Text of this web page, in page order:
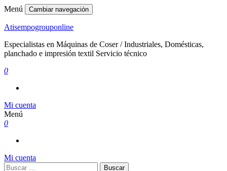
Menú Cambiar navegación
Atisempogrouponline
Especialistas en Máquinas de Coser / Industriales, Domésticas,
planchado e impresión textil Servicio técnico
0
Mi cuenta
Menú
0
Mi cuenta
Buscar: